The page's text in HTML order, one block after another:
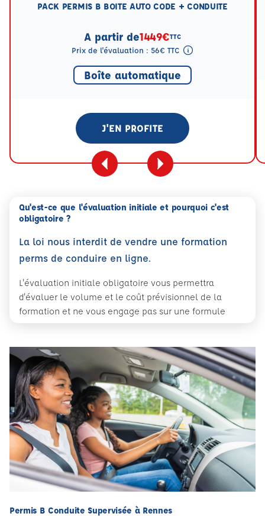
PACK PERMIS B BOITE AUTO CODE + CONDUITE
A partir de1449€TTC
Prix de l'évaluation : 56€ TTC
Boîte automatique
J'EN PROFITE
Qu'est-ce que l'évaluation initiale et pourquoi c'est
obligatoire ?
La loi nous interdit de vendre une formation
perms de conduire en ligne.
L'évaluation initiale obligatoire vous permettra
d'évaluer le volume et le coût prévisionnel de la
formation et ne vous engage pas sur une formule
Permis B Conduite Supervisée à Rennes